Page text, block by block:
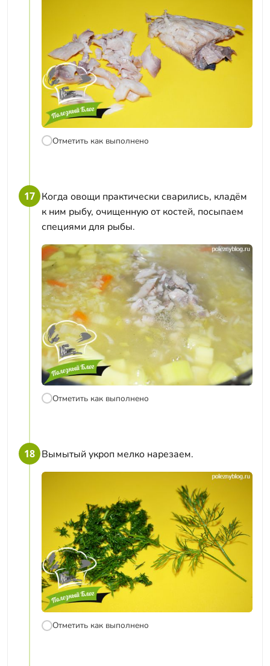
Отметить как выполнено
17 Когда овощи практически сварились, кладём
к ним рыбу, очищенную от костей, посыпаем
специями для рыбы.
Отметить как выполнено
18 Вымытый укроп мелко нарезаем.
Отметить как выполнено